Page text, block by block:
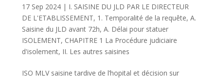
17 Sep 2024| I. SAISINE DU JLD PAR LE DIRECTEUR
DE L'ETABLISSEMENT, 1. Temporalité de la requête, A.
Saisine du JLD avant 72h, A. Délai pour statuer
ISOLEMENT, CHAPITRE 1 La Procédure judiciaire
d'isolement, II. Les autres saisines
ISO MLV saisine tardive de l’hopital et décision sur